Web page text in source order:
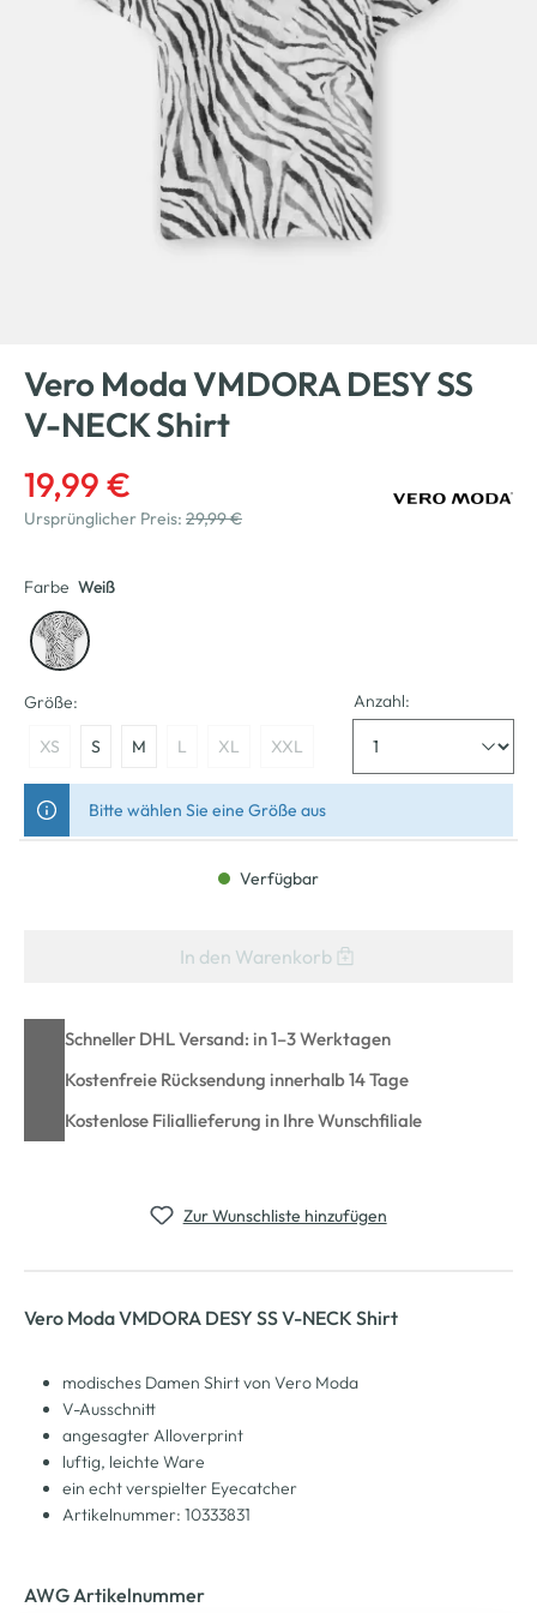
Vero Moda VMDORA DESY SS
V-NECK Shirt
19,99 €
Ursprünglicher Preis: 29,99 €
Farbe Weiß
Größe:
XS S M L XL XXL
Anzahl:
Bitte wählen Sie eine Größe aus
Verfügbar
In den Warenkorb
Schneller DHL Versand: in 1–3 Werktagen
Kostenfreie Rücksendung innerhalb 14 Tage
Kostenlose Filiallieferung in Ihre Wunschfiliale
Zur Wunschliste hinzufügen
Vero Moda VMDORA DESY SS V-NECK Shirt
modisches Damen Shirt von Vero Moda
V-Ausschnitt
angesagter Alloverprint
luftig, leichte Ware
ein echt verspielter Eyecatcher
Artikelnummer: 10333831
AWG Artikelnummer